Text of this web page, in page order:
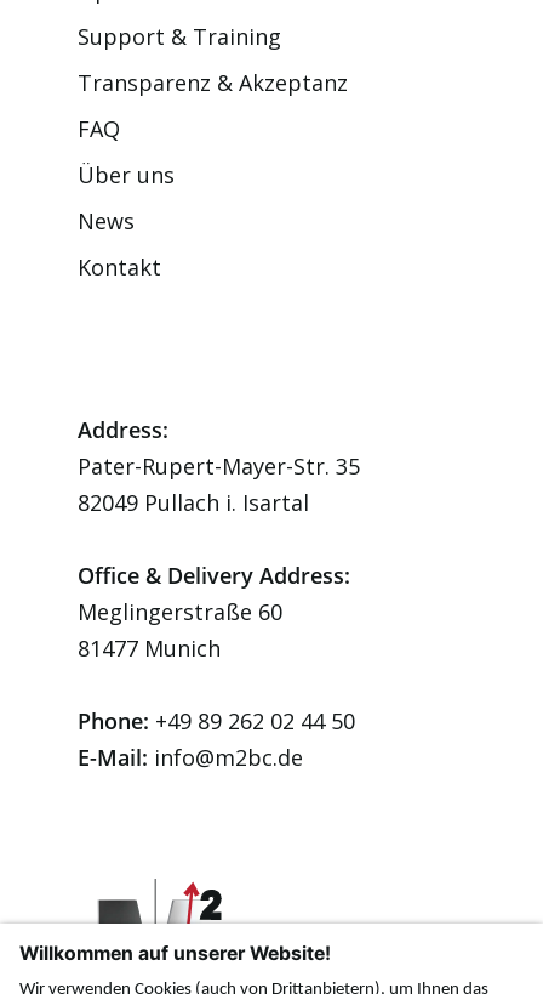
Support & Training
Transparenz & Akzeptanz
FAQ
Über uns
News
Kontakt
Address:
Pater-Rupert-Mayer-Str. 35
82049 Pullach i. Isartal
Office & Delivery Address:
Meglingerstraße 60
81477 Munich
Phone: +49 89 262 02 44 50
E-Mail: info@m2bc.de